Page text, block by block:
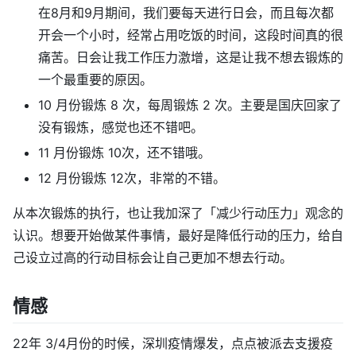
在8月和9月期间，我们要每天进行日会，而且每次都
开会一个小时，经常占用吃饭的时间，这段时间真的很
痛苦。日会让我工作压力激增，这是让我不想去锻炼的
一个最重要的原因。
10 月份锻炼 8 次，每周锻炼 2 次。主要是国庆回家了
没有锻炼，感觉也还不错吧。
11 月份锻炼 10次，还不错哦。
12 月份锻炼 12次，非常的不错。
从本次锻炼的执行，也让我加深了「减少行动压力」观念的
认识。想要开始做某件事情，最好是降低行动的压力，给自
己设立过高的行动目标会让自己更加不想去行动。
情感
22年 3/4月份的时候，深圳疫情爆发，点点被派去支援疫